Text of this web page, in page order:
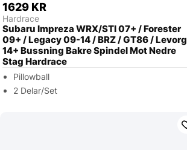
1629 KR
Hardrace
Subaru Impreza WRX/STI 07+ / Forester
09+ / Legacy 09-14 / BRZ / GT86 / Levorg
14+ Bussning Bakre Spindel Mot Nedre
Stag Hardrace
Pillowball
2 Delar/Set